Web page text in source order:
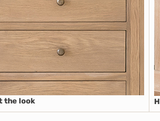
the look